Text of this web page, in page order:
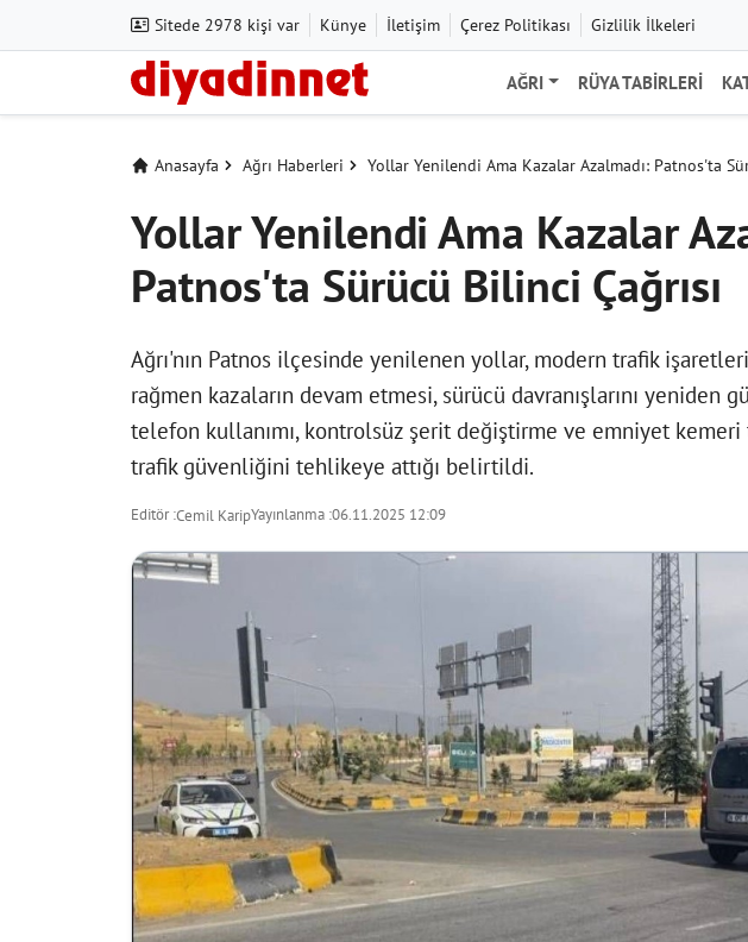
Sitede 2978 kişi var Künye İletişim Çerez Politikası Gizlilik İlkeleri
AĞRI RÜYA TABIRLERI
Anasayfa Ağrı Haberleri Yollar Yenilendi Ama Kazalar Azalmadı: Patnos'ta
Yollar Yenilendi Ama Kazalar
Patnos'ta Sürücü Bilinci Çağrısı
Ağrı'nın Patnos ilçesinde yenilenen yollar, modern trafik
rağmen kazaların devam etmesi, sürücü davranışlarını yeniden
telefon kullanımı, kontrolsüz şerit değiştirme ve emniyet kemeri
trafik güvenliğini tehlikeye attığı belirtildi.
Editör :Cemil KaripYayınlanma :06.11.2025 12:09